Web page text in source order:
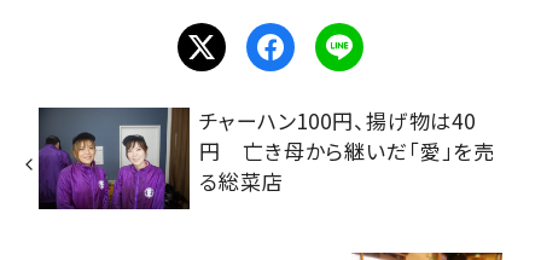
チャーハン100円、揚げ物は40
円 亡き母から継いだ「愛」を売
る総菜店